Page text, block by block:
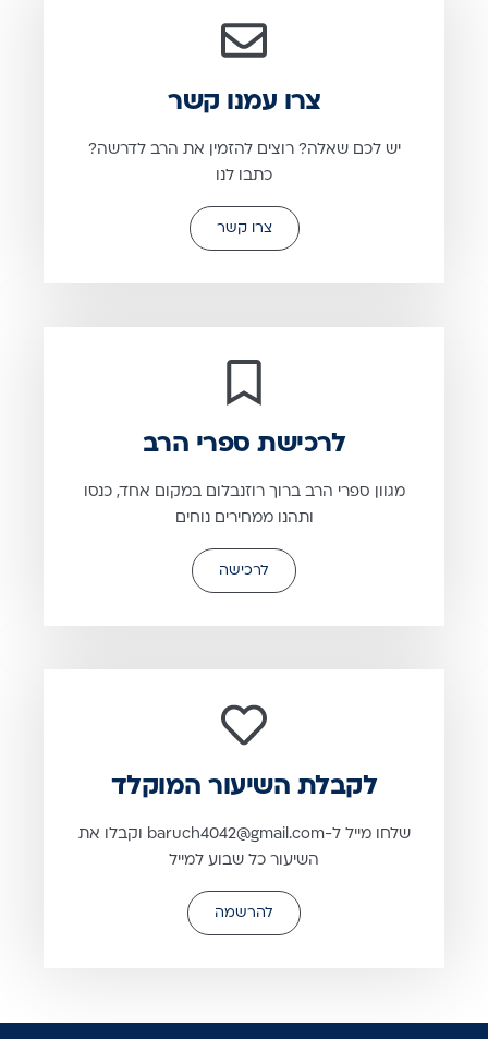
צרו עמנו קשר
יש לכם שאלה? רוצים להזמין את הרב לדרשה?
כתבו לנו
צרו קשר
לרכישת ספרי הרב
מגוון ספרי הרב ברוך רוזנבלום במקום אחד, כנסו
ותהנו ממחירים נוחים
לרכישה
לקבלת השיעור המוקלד
שלחו מייל ל-baruch4042@gmail.com וקבלו את
השיעור כל שבוע למייל
להרשמה